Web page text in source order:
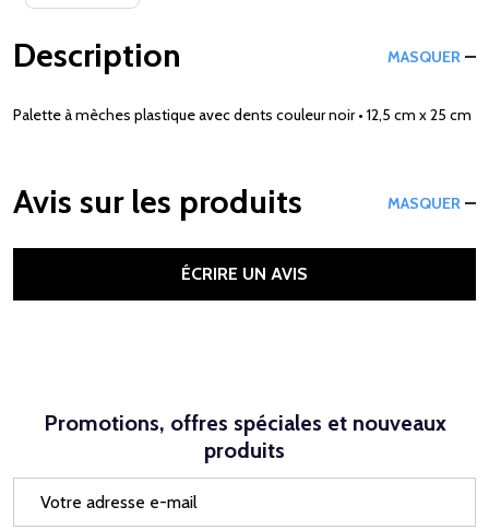
Description MASQUER
Palette à mèches plastique avec dents couleur noir • 12,5 cm x 25 cm
Avis sur les produits MASQUER
ÉCRIRE UN AVIS
Promotions, offres spéciales et nouveaux
produits